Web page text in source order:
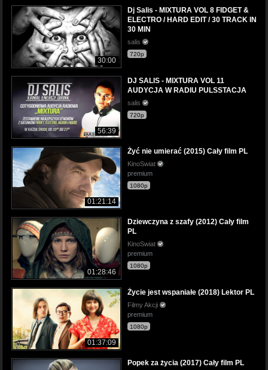
30:00
Dj Salis - MIXTURA VOL 8 FIDGET &
ELECTRO / HARD EDIT / 30 TRACK IN
30 MIN
salis
720p
56:39
DJ SALIS - MIXTURA VOL 11
AUDYCJA W RADIU PULSSTACJA
salis
720p
01:21:14
Żyć nie umierać (2015) Cały film PL
KinoSwiat
premium
1080p
01:28:46
Dziewczyna z szafy (2012) Cały film
PL
KinoSwiat
premium
1080p
01:37:09
Życie jest wspaniałe (2018) Lektor PL
Filmy Akcji
premium
1080p
Popek za życia (2017) Cały film PL